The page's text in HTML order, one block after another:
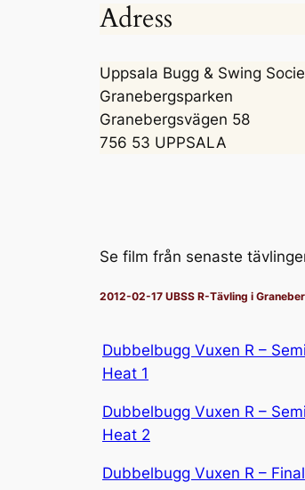
Adress
Uppsala Bugg & Swing
Granebergsparken
Granebergsvägen 58
756 53 UPPSALA
Se film från senaste
2012-02-17 UBSS R-Tävling i
Dubbelbugg Vuxen R –
Heat 1
Dubbelbugg Vuxen R –
Heat 2
Dubbelbugg Vuxen R – Final